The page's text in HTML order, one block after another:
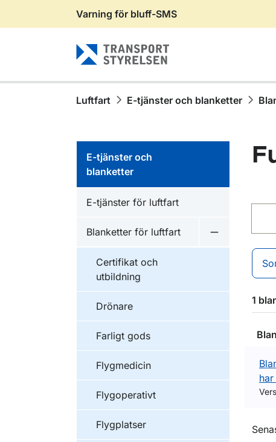
Gå till sidans innehåll
Varning för bluff-SMS
Luftfart E-tjänster och blanketter
E-tjänster och
blanketter
E-tjänster för luftfart
Blanketter för luftfart
Certifikat och
utbildning
Drönare
Farligt gods
Flygmedicin
Flygoperativt
Flygplatser
1